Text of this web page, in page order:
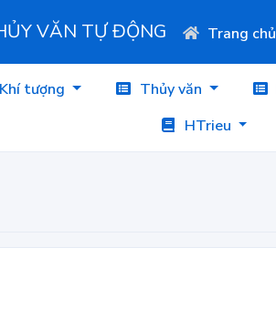
VĂN TỰ ĐỘNG Trang chủ
Khí tượng Thủy văn
HTrieu